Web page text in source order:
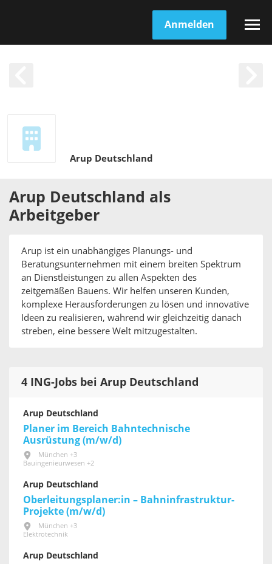
Anmelden
Arup Deutschland
Arup Deutschland als
Arbeitgeber
Arup ist ein unabhängiges Planungs- und
Beratungsunternehmen mit einem breiten Spektrum
an Dienstleistungen zu allen Aspekten des
zeitgemäßen Bauens. Wir helfen unseren Kunden,
komplexe Herausforderungen zu lösen und innovative
Ideen zu realisieren, während wir gleichzeitig danach
streben, eine bessere Welt mitzugestalten.
4 ING-Jobs bei Arup Deutschland
Arup Deutschland
Planer im Bereich Bahntechnische
Ausrüstung (m/w/d)
München +3
Bauingenieurwesen +2
Arup Deutschland
Oberleitungsplaner:in – Bahninfrastruktur-
Projekte (m/w/d)
München +3
Elektrotechnik
Arup Deutschland